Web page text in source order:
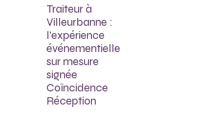
Traiteur à
Villeurbanne :
l’expérience
événementielle
sur mesure
signée
Coïncidence
Réception